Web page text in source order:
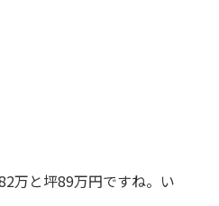
万と坪89万円ですね。い